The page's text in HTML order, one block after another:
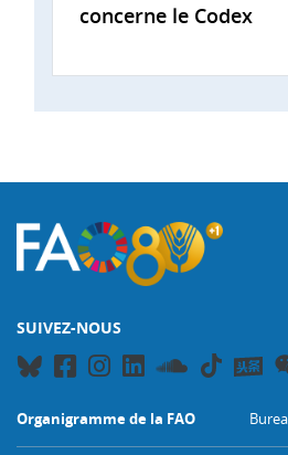
concerne le Codex
SUIVEZ-NOUS
Organigramme de la FAO